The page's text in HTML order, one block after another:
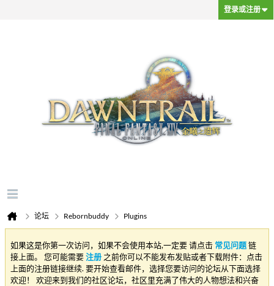
登录或注册
论坛 Rebornbuddy Plugins
如果这是你第一次访问，如果不会使用本站,一定要 请点击 常见问题链
接上面。 您可能需要注册 之前你可以不能发布发贴或者下载附件：点击
上面的注册链接继续. 要开始查看邮件，选择您要访问的论坛从下面选择
欢迎！ 欢迎来到我们的社区论坛，社区里充满了伟大的人物想法和兴奋